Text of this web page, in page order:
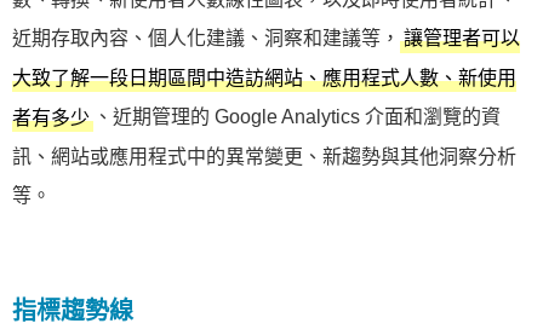
近期存取內容、個人化建議、洞察和建議等， 讓管理者可以
大致了解一段日期區間中造訪網站、應用程式人數、新使用
者有多少 、近期管理的 Google Analytics 介面和瀏覽的資
訊、網站或應用程式中的異常變更、新趨勢與其他洞察分析
等。
指標趨勢線